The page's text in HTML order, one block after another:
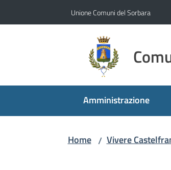
Unione Comuni del Sorbara
Amministrazione
Home / Vivere